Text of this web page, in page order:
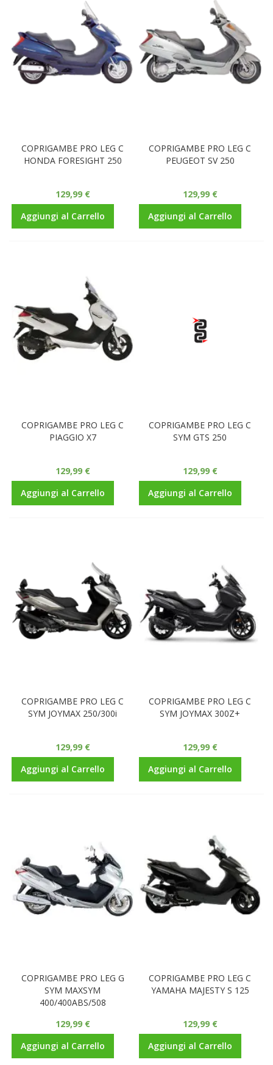
COPRIGAMBE PRO LEG C
HONDA FORESIGHT 250
129,99 €
Aggiungi al Carrello
COPRIGAMBE PRO LEG C
PEUGEOT SV 250
129,99 €
Aggiungi al Carrello
COPRIGAMBE PRO LEG C
PIAGGIO X7
129,99 €
Aggiungi al Carrello
COPRIGAMBE PRO LEG C
SYM GTS 250
129,99 €
Aggiungi al Carrello
COPRIGAMBE PRO LEG C
SYM JOYMAX 250/300i
129,99 €
Aggiungi al Carrello
COPRIGAMBE PRO LEG C
SYM JOYMAX 300Z+
129,99 €
Aggiungi al Carrello
COPRIGAMBE PRO LEG G
SYM MAXSYM
400/400ABS/508
129,99 €
Aggiungi al Carrello
COPRIGAMBE PRO LEG C
YAMAHA MAJESTY S 125
129,99 €
Aggiungi al Carrello